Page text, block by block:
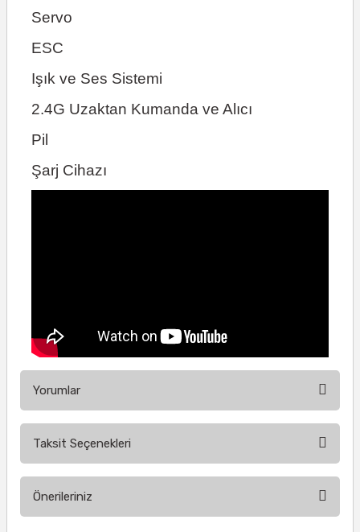
Servo
ESC
Işık ve Ses Sistemi
2.4G Uzaktan Kumanda ve Alıcı
Pil
Şarj Cihazı
Yorumlar
Taksit Seçenekleri
Önerileriniz